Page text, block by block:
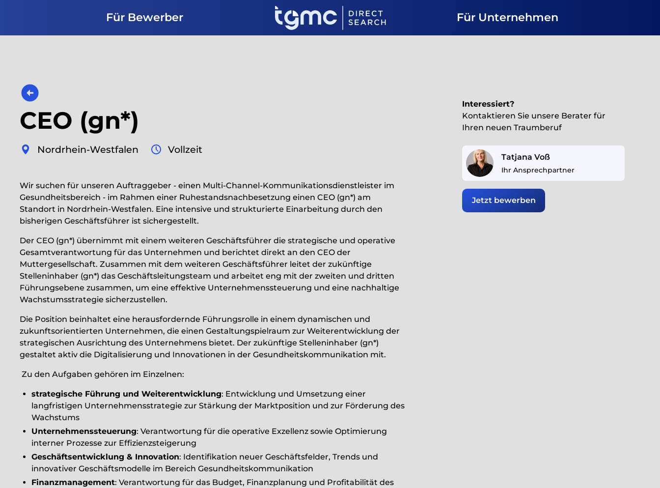
Für Bewerber Für Unternehmen
CEO (gn*)
Nordrhein-Westfalen Vollzeit
Wir suchen für unseren Auftraggeber - einen Multi-Channel-Kommunikationsdienstleister im
Gesundheitsbereich - im Rahmen einer Ruhestandsnachbesetzung einen CEO (gn*) am
Standort in Nordrhein-Westfalen. Eine intensive und strukturierte Einarbeitung durch den
bisherigen Geschäftsführer ist sichergestellt.
Der CEO (gn*) übernimmt mit einem weiteren Geschäftsführer die strategische und operative
Gesamtverantwortung für das Unternehmen und berichtet direkt an den CEO der
Muttergesellschaft. Zusammen mit dem weiteren Geschäftsführer leitet der zukünftige
Stelleninhaber (gn*) das Geschäftsleitungsteam und arbeitet eng mit der zweiten und dritten
Führungsebene zusammen, um eine effektive Unternehmenssteuerung und eine nachhaltige
Wachstumsstrategie sicherzustellen.
Die Position beinhaltet eine herausfordernde Führungsrolle in einem dynamischen und
zukunftsorientierten Unternehmen, die einen Gestaltungspielraum zur Weiterentwicklung der
strategischen Ausrichtung des Unternehmens bietet. Der zukünftige Stelleninhaber (gn*)
gestaltet aktiv die Digitalisierung und Innovationen in der Gesundheitskommunikation mit.
Zu den Aufgaben gehören im Einzelnen:
strategische Führung und Weiterentwicklung: Entwicklung und Umsetzung einer
langfristigen Unternehmensstrategie zur Stärkung der Marktposition und zur Förderung des
Wachstums
Unternehmenssteuerung: Verantwortung für die operative Exzellenz sowie Optimierung
interner Prozesse zur Effizienzsteigerung
Geschäftsentwicklung & Innovation: Identifikation neuer Geschäftsfelder, Trends und
innovativer Geschäftsmodelle im Bereich Gesundheitskommunikation
Finanzmanagement: Verantwortung für das Budget, Finanzplanung und Profitabilität des
Interessiert?
Kontaktieren Sie unsere Berater für
Ihren neuen Traumberuf
Tatjana Voß
Ihr Ansprechpartner
Jetzt bewerben